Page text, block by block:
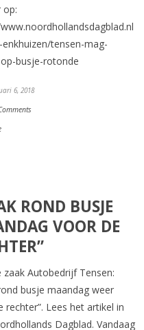
op:
tensen-mag-
busje-rotonde
6, 2018
ROND BUSJE
VOOR DE
zaak Autobedrijf Tensen:
busje maandag weer
rechter”. Lees het artikel in
Dagblad. Vandaag